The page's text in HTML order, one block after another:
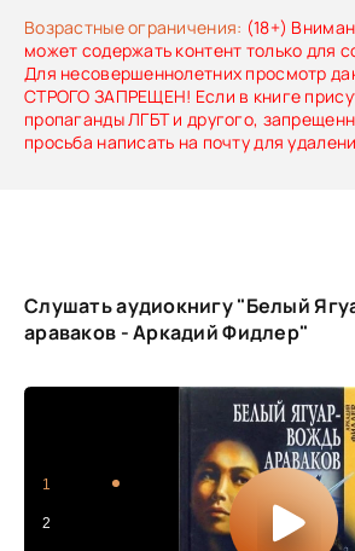
Возрастные ограничения: (18+)
может содержать контент только для
Для несовершеннолетних просмотр
СТРОГО ЗАПРЕЩЕН! Если в книге
пропаганды ЛГБТ и другого,
просьба написать на почту для
Слушать аудиокнигу "Белый
араваков - Аркадий Фидлер"
1
2